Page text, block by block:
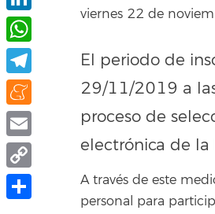
viernes 22 de
El periodo de
29/11/2019 a
proceso de
electrónica de la
A través de este
personal para
LinkedIn
WhatsApp
Telegram
Meneame
Email
Copy